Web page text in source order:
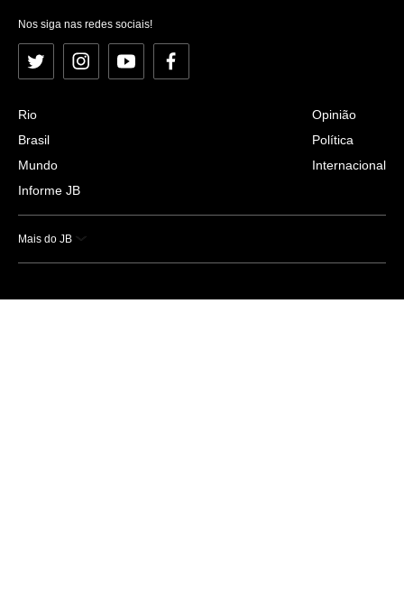
Nos siga nas redes sociais!
Twitter InstagramYouTubeFacebook
Rio
Brasil
Mundo
Informe JB
Opinião
Política
Internacional
Mais do JB
Esportes